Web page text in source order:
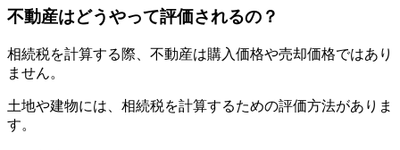
不動産はどうやって評価されるの？
相続税を計算する際、不動産は購入価格や売却価格ではあり
ません。
土地や建物には、相続税を計算するための評価方法がありま
す。